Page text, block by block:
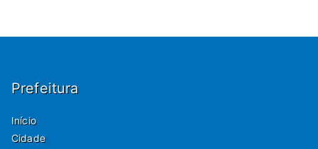
Prefeitura
Início
Cidade